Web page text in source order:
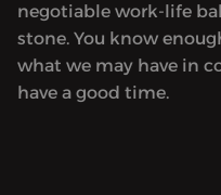
negotiable work-life
stone. You know
what we may have in
have a good time.